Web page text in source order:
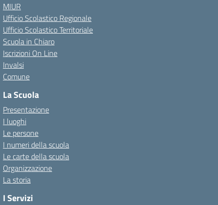
MIUR
Ufficio Scolastico Regionale
Ufficio Scolastico Territoriale
Scuola in Chiaro
Iscrizioni On Line
Invalsi
Comune
La Scuola
Presentazione
I luoghi
Le persone
I numeri della scuola
Le carte della scuola
Organizzazione
La storia
I Servizi